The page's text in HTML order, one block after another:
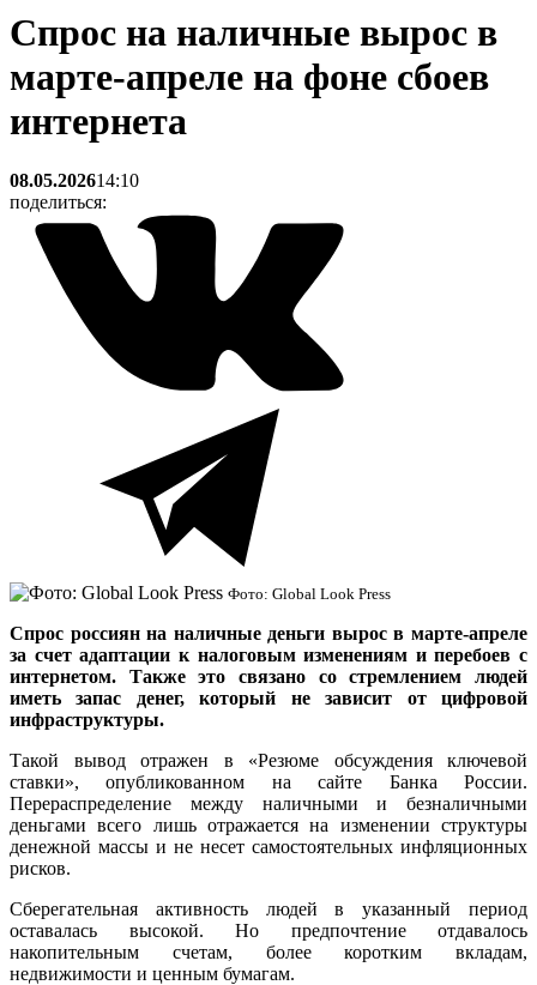
Спрос на наличные вырос в
марте-апреле на фоне сбоев
интернета
08.05.202614:10
поделиться:
Фото: Global Look Press
Спрос россиян на наличные деньги вырос в марте-апреле
за счет адаптации к налоговым изменениям и перебоев с
интернетом. Также это связано со стремлением людей
иметь запас денег, который не зависит от цифровой
инфраструктуры.
Такой вывод отражен в «Резюме обсуждения ключевой
ставки», опубликованном на сайте Банка России.
Перераспределение между наличными и безналичными
деньгами всего лишь отражается на изменении структуры
денежной массы и не несет самостоятельных инфляционных
рисков.
Сберегательная активность людей в указанный период
оставалась высокой. Но предпочтение отдавалось
накопительным счетам, более коротким вкладам,
недвижимости и ценным бумагам.